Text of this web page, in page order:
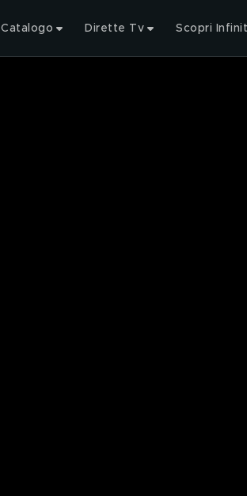
Catalogo Dirette Tv Scopri